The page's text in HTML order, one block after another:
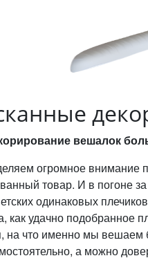
вешалок
огромное внимание
товар. И в погоне
одинаковых
как удачно
на что именно мы вешаем
а можно